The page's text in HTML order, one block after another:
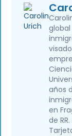
años
en
de